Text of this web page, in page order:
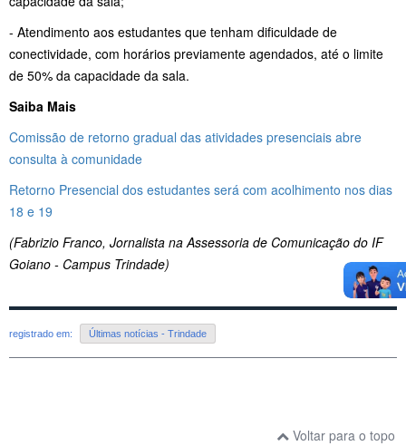
- Atendimento aos estudantes que tenham dificuldade de
conectividade, com horários previamente agendados, até o limite
de 50% da capacidade da sala.
Saiba Mais
Comissão de retorno gradual das atividades presenciais abre
consulta à comunidade
Retorno Presencial dos estudantes será com acolhimento nos dias
18 e 19
(Fabrizio Franco, Jornalista na Assessoria de Comunicação do IF
Goiano - Campus Trindade)
registrado em: Últimas notícias - Trindade
Voltar para o topo